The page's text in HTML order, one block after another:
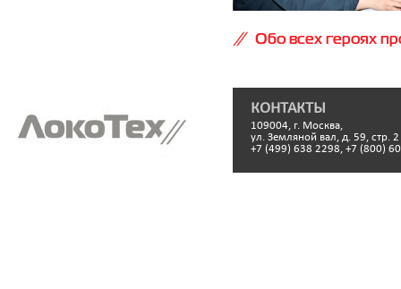
Обо всех героях
КОНТАКТЫ
109004, г. Москва,
ул. Земляной вал, д. 59, стр. 2
+7 (499) 638 2298, +7 (800)